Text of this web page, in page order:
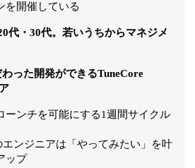
を開催している
代・30代。若いうちからマネジメ
った開発ができるTuneCore
ーンチを可能にする1週間サイクル
エンジニアは「やってみたい」を叶
ップ